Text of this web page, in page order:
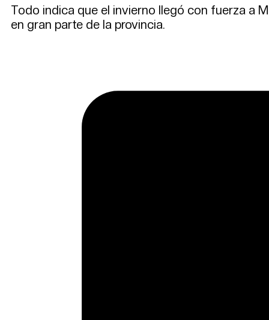
Todo indica que el invierno llegó con fuerza a
en gran parte de la provincia.